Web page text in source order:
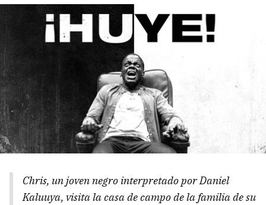
Chris, un joven negro interpretado por Daniel
Kaluuya, visita la casa de campo de la familia de su